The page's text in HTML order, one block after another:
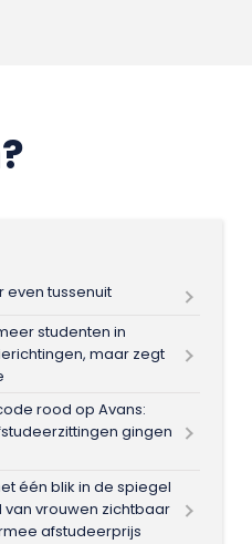
even tussenuit
studenten in
maar zegt
rood op Avans:
gingen
één blik in de spiegel
vrouwen zichtbaar
afstudeerprijs